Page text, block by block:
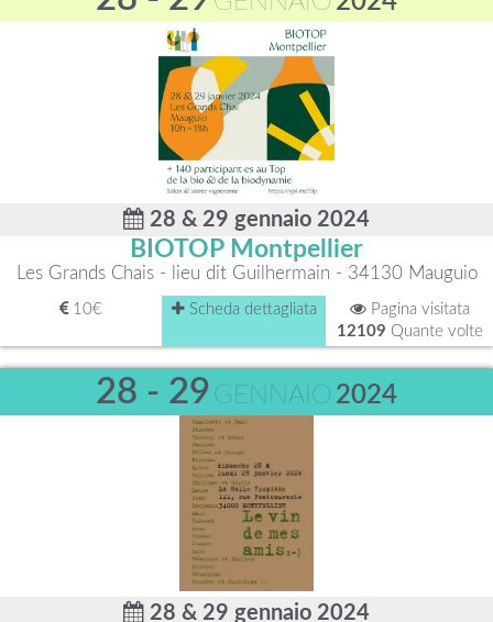
28 & 29 gennaio 2024
BIOTOP Montpellier
Les Grands Chais - lieu dit Guilhermain - 34130 Mauguio
10€ Scheda dettagliata
Pagina visitata
12109 Quante volte
28 - 29 GENNAIO 2024
28 & 29 gennaio 2024